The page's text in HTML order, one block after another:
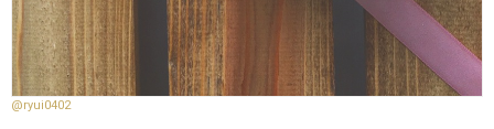
@ryui0402